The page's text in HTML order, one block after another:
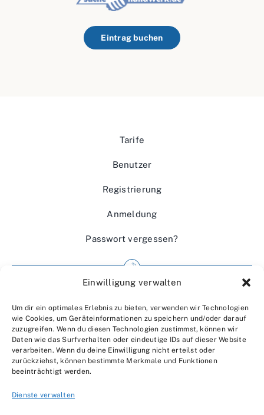
Einwilligung verwalten
Um dir ein optimales Erlebnis zu bieten, verwenden wir Technologien
wie Cookies, um Geräteinformationen zu speichern und/oder darauf
zuzugreifen. Wenn du diesen Technologien zustimmst, können wir
Daten wie das Surfverhalten oder eindeutige IDs auf dieser Website
verarbeiten. Wenn du deine Einwilligung nicht erteilst oder
zurückziehst, können bestimmte Merkmale und Funktionen
beeinträchtigt werden.
Dienste verwalten
Eintrag buchen
Tarife
Benutzer
Registrierung
Anmeldung
Passwort vergessen?
Wir über uns
Kontakt
Datenschutzerklärung